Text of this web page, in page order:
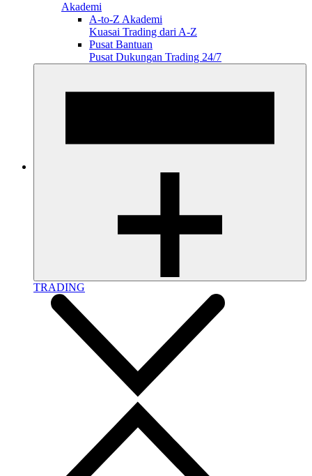
Akademi
A-to-Z Akademi
Kuasai Trading dari A-Z
Pusat Bantuan
Pusat Dukungan Trading 24/7
TRADING